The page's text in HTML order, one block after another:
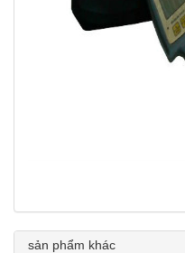
sản phẩm khác